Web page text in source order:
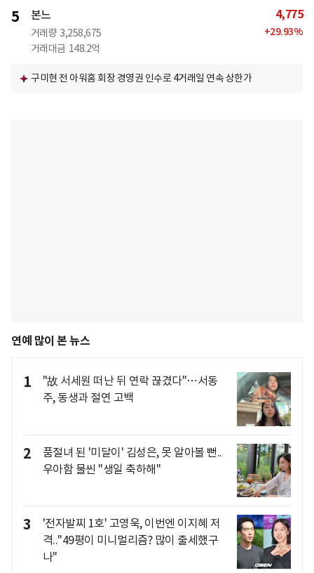
5 본느
거래량 3,258,675
거래대금 148.2억
4,775
+29.93%
구미현 전 아워홈 회장 경영권 인수로 4거래일 연속 상한가
연예 많이 본 뉴스
1
"故 서세원 떠난 뒤 연락 끊겼다"…서동
주, 동생과 절연 고백
2
품절녀 된 '미달이' 김성은, 못 알아볼 뻔..
우아함 물씬 "생일 축하해"
3
'전자발찌 1호' 고영욱, 이번엔 이지혜 저
격.."49평이 미니멀리즘? 많이 출세했구
나"